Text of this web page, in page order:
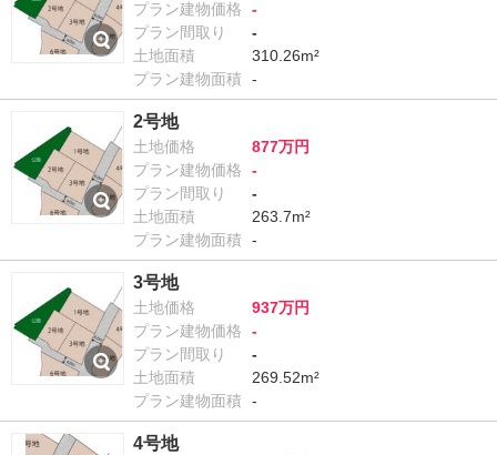
プラン建物価格
-
プラン間取り
-
土地面積
310.26m²
プラン建物面積
-
2号地
土地価格
877万円
プラン建物価格
-
プラン間取り
-
土地面積
263.7m²
プラン建物面積
-
3号地
土地価格
937万円
プラン建物価格
-
プラン間取り
-
土地面積
269.52m²
プラン建物面積
-
4号地